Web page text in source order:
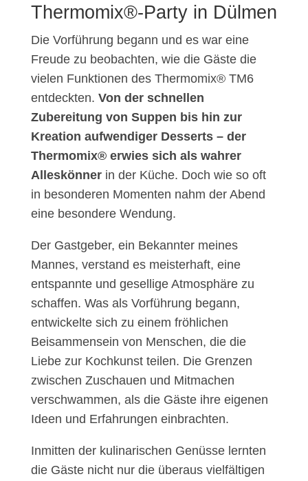
Thermomix®-Party in Dülmen
Die Vorführung begann und es war eine
Freude zu beobachten, wie die Gäste die
vielen Funktionen des Thermomix® TM6
entdeckten. Von der schnellen
Zubereitung von Suppen bis hin zur
Kreation aufwendiger Desserts – der
Thermomix® erwies sich als wahrer
Alleskönnerin der Küche. Doch wie so oft
in besonderen Momenten nahm der Abend
eine besondere Wendung.
Der Gastgeber, ein Bekannter meines
Mannes, verstand es meisterhaft, eine
entspannte und gesellige Atmosphäre zu
schaffen. Was als Vorführung begann,
entwickelte sich zu einem fröhlichen
Beisammensein von Menschen, die die
Liebe zur Kochkunst teilen. Die Grenzen
zwischen Zuschauen und Mitmachen
verschwammen, als die Gäste ihre eigenen
Ideen und Erfahrungen einbrachten.
Inmitten der kulinarischen Genüsse lernten
die Gäste nicht nur die überaus vielfältigen